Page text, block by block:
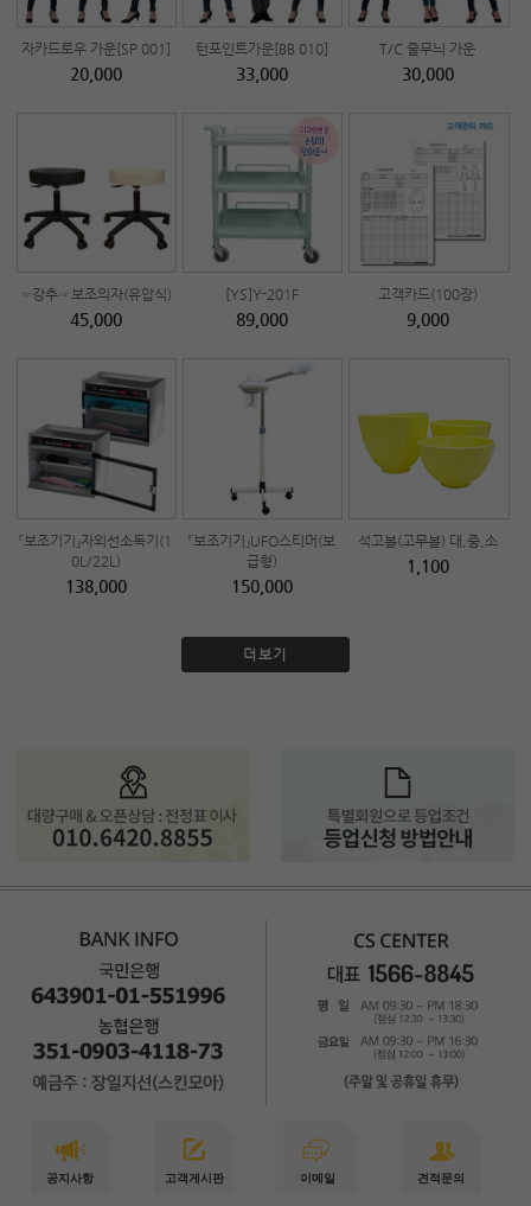
자카드로우 가운[SP 001]
20,000
턴포인트가운[BB 010]
33,000
T/C 줄무늬 가운
30,000
☜강추☞보조의자(유압식)
45,000
[YS]Y-201F
89,000
고객카드(100장)
9,000
『보조기기』자외선소독기(1
0L/22L)
138,000
『보조기기』UFO스티머(보
급형)
150,000
석고볼(고무볼) 대,중,소
1,100
더보기
공지사항 고객게시판 이메일 견적문의